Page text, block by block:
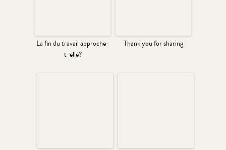
La fin du travail approche-
t-elle?
Thank you for sharing